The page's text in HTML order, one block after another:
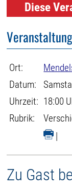
Diese
Ort:
Datum:
Uhrzeit: 18:00
Rubrik:
|
Zu Gast